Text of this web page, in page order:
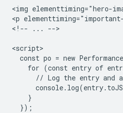
<img elementtiming="hero-
<p
<!-- ... -->
<script>
const po = new
for (const entry of
// Log the entry and
    }
  });